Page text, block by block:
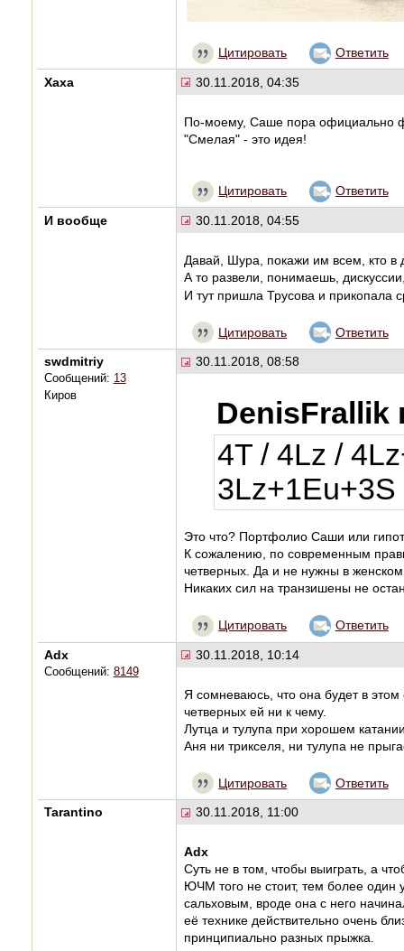
Цитировать Ответить
Хаха 30.11.2018, 04:35
По-моему, Саше пора официально
"Смелая" - это идея!
Цитировать Ответить
И вообще 30.11.2018, 04:55
Давай, Шура, покажи им всем, кто в
А то развели, понимаешь,
И тут пришла Трусова и прикопала
Цитировать Ответить
swdmitriy
Сообщений: 13
Киров
30.11.2018, 08:58
DenisFrallik
4T / 4Lz /
Это что? Портфолио Саши или
К сожалению, по современным
четверных. Да и не нужны в
Никаких сил на транзишены не
Цитировать Ответить
Adx
Сообщений: 8149
30.11.2018, 10:14
Я сомневаюсь, что она будет в
четверных ей ни к чему.
Лутца и тулупа при хорошем
Аня ни трикселя, ни тулупа не
Цитировать Ответить
Tarantino 30.11.2018, 11:00
Adx
Суть не в том, чтобы выиграть, а
ЮЧМ того не стоит, тем более один
сальховым, вроде она с него
её технике действительно очень
принципиально разных прыжка.